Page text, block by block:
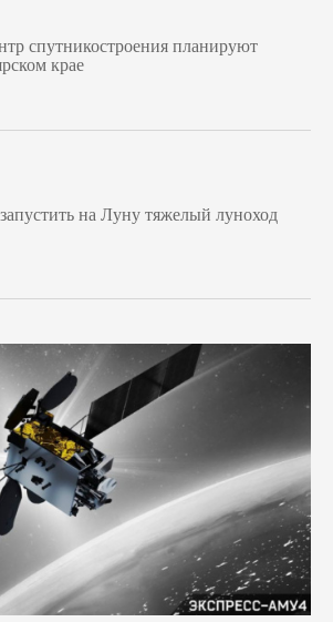
спутникостроения планируют
крае
на Луну тяжелый луноход